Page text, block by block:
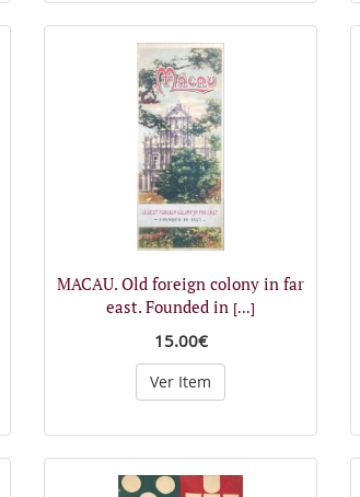
MACAU. Old foreign colony in far
east. Founded in [...]
15.00€
Ver Item